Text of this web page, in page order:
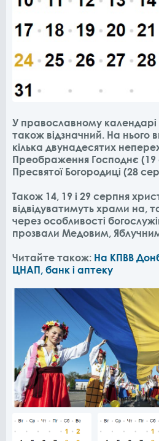
У православному календарі
також відзначний. На нього
кілька двунадесятих
Преображення Господнє (19
Пресвятої Богородиці (28
Також 14, 19 і 29 серпня
відвідуватимуть храми на,
через особливості
прозвали Медовим,
Читайте також: На КПВВ
ЦНАП, банк і аптеку